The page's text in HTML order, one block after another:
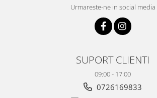
Urmareste-ne in social media
SUPORT CLIENTI
09:00 - 17:00
0726169833